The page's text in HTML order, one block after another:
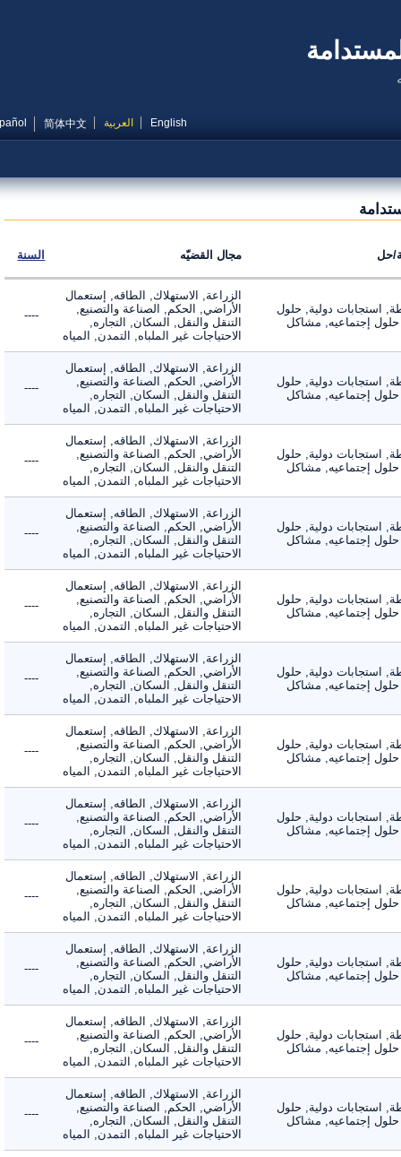
English العربية 简体中文
Español
مجال القضيّه السنة
استجابات دولية, حلول
إجتماعيه, مشاكل
الزراعة, الاستهلاك, الطاقه, إستعمال
الأراضي, الحكم, الصناعة والتصنيع,
التنقل والنقل, السكان, التجاره,
الاحتياجات غير الملباه, التمدن, المياه
----
استجابات دولية, حلول
إجتماعيه, مشاكل
الزراعة, الاستهلاك, الطاقه, إستعمال
الأراضي, الحكم, الصناعة والتصنيع,
التنقل والنقل, السكان, التجاره,
الاحتياجات غير الملباه, التمدن, المياه
----
استجابات دولية, حلول
إجتماعيه, مشاكل
الزراعة, الاستهلاك, الطاقه, إستعمال
الأراضي, الحكم, الصناعة والتصنيع,
التنقل والنقل, السكان, التجاره,
الاحتياجات غير الملباه, التمدن, المياه
----
استجابات دولية, حلول
إجتماعيه, مشاكل
الزراعة, الاستهلاك, الطاقه, إستعمال
الأراضي, الحكم, الصناعة والتصنيع,
التنقل والنقل, السكان, التجاره,
الاحتياجات غير الملباه, التمدن, المياه
----
استجابات دولية, حلول
إجتماعيه, مشاكل
الزراعة, الاستهلاك, الطاقه, إستعمال
الأراضي, الحكم, الصناعة والتصنيع,
التنقل والنقل, السكان, التجاره,
الاحتياجات غير الملباه, التمدن, المياه
----
استجابات دولية, حلول
إجتماعيه, مشاكل
الزراعة, الاستهلاك, الطاقه, إستعمال
الأراضي, الحكم, الصناعة والتصنيع,
التنقل والنقل, السكان, التجاره,
الاحتياجات غير الملباه, التمدن, المياه
----
استجابات دولية, حلول
إجتماعيه, مشاكل
الزراعة, الاستهلاك, الطاقه, إستعمال
الأراضي, الحكم, الصناعة والتصنيع,
التنقل والنقل, السكان, التجاره,
الاحتياجات غير الملباه, التمدن, المياه
----
استجابات دولية, حلول
إجتماعيه, مشاكل
الزراعة, الاستهلاك, الطاقه, إستعمال
الأراضي, الحكم, الصناعة والتصنيع,
التنقل والنقل, السكان, التجاره,
الاحتياجات غير الملباه, التمدن, المياه
----
استجابات دولية, حلول
إجتماعيه, مشاكل
الزراعة, الاستهلاك, الطاقه, إستعمال
الأراضي, الحكم, الصناعة والتصنيع,
التنقل والنقل, السكان, التجاره,
الاحتياجات غير الملباه, التمدن, المياه
----
استجابات دولية, حلول
إجتماعيه, مشاكل
الزراعة, الاستهلاك, الطاقه, إستعمال
الأراضي, الحكم, الصناعة والتصنيع,
التنقل والنقل, السكان, التجاره,
الاحتياجات غير الملباه, التمدن, المياه
----
استجابات دولية, حلول
إجتماعيه, مشاكل
الزراعة, الاستهلاك, الطاقه, إستعمال
الأراضي, الحكم, الصناعة والتصنيع,
التنقل والنقل, السكان, التجاره,
الاحتياجات غير الملباه, التمدن, المياه
----
استجابات دولية, حلول
إجتماعيه, مشاكل
الزراعة, الاستهلاك, الطاقه, إستعمال
الأراضي, الحكم, الصناعة والتصنيع,
التنقل والنقل, السكان, التجاره,
الاحتياجات غير الملباه, التمدن, المياه
----